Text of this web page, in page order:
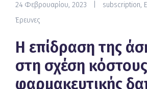
24 Φεβρουαρίου, 2023 subscription,
Έρευνες
Η επίδραση της
στη σχέση κόστους
φαρμακευτικής